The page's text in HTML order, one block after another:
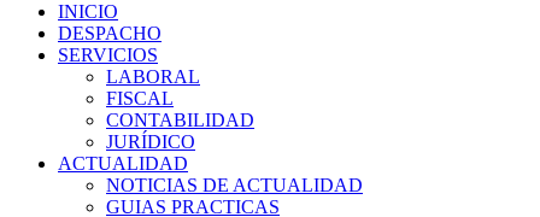
INICIO
DESPACHO
SERVICIOS
LABORAL
FISCAL
CONTABILIDAD
JURÍDICO
ACTUALIDAD
NOTICIAS DE ACTUALIDAD
GUIAS PRACTICAS